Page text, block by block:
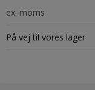
ex. moms
På vej til vores lager